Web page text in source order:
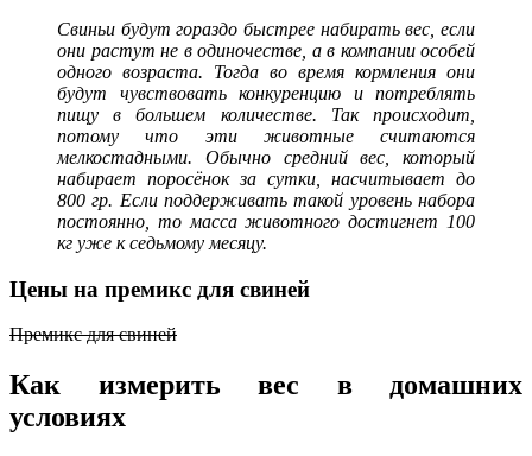
Свиньи будут гораздо быстрее набирать вес, если
они растут не в одиночестве, а в компании особей
одного возраста. Тогда во время кормления они
будут чувствовать конкуренцию и потреблять
пищу в большем количестве. Так происходит,
потому что эти животные считаются
мелкостадными. Обычно средний вес, который
набирает поросёнок за сутки, насчитывает до
800 гр. Если поддерживать такой уровень набора
постоянно, то масса животного достигнет 100
кг уже к седьмому месяцу.
Цены на премикс для свиней
Премикс для свиней
Как измерить вес в домашних
условиях